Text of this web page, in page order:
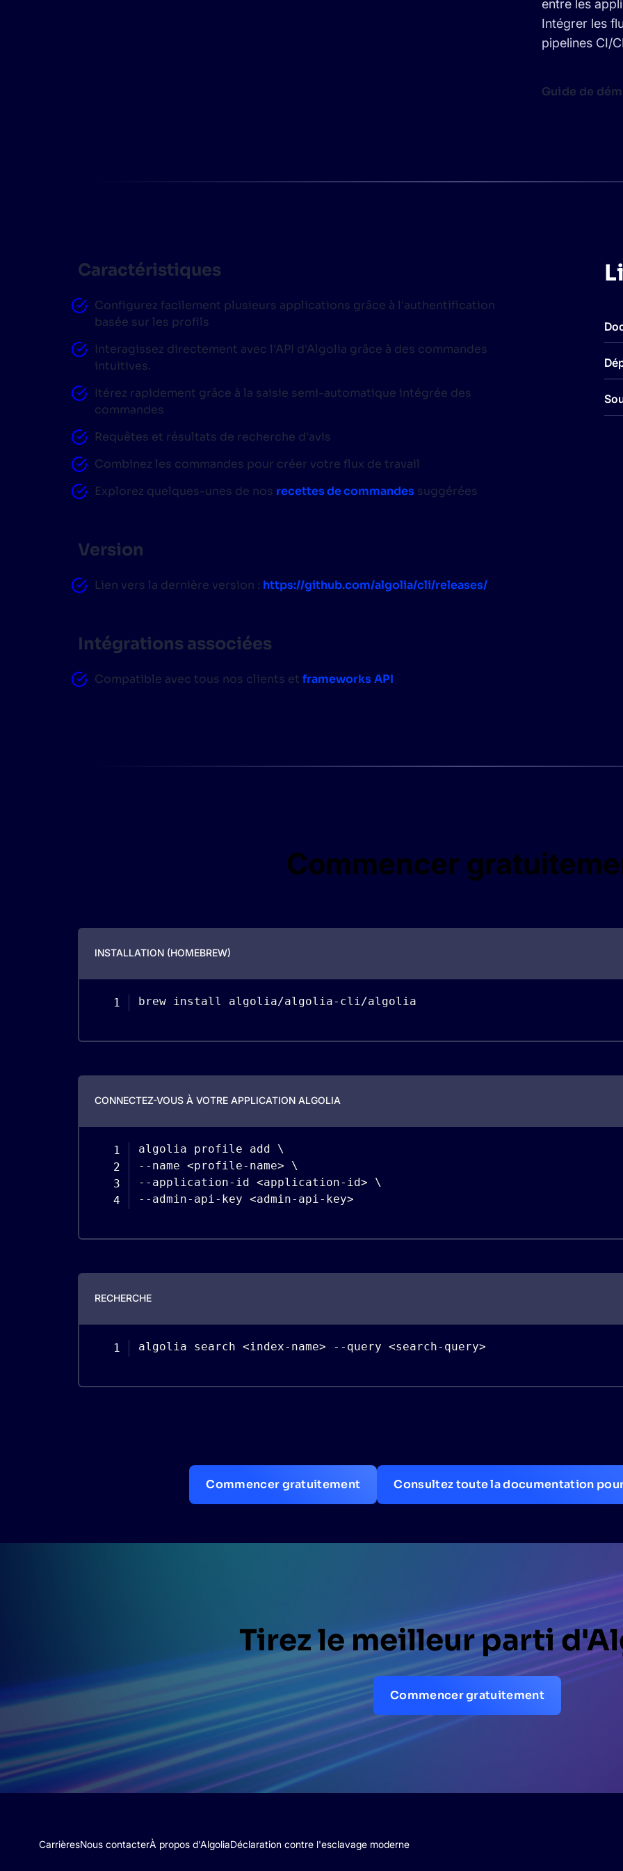
entre les
Intégrer les
pipelines CI/
Guide de
Caractéristiques
Configurez facilement plusieurs applications grâce à l'authentification
basée sur les profils
Interagissez directement avec l'API d'Algolia grâce à des commandes
intuitives.
Itérez rapidement grâce à la saisie semi-automatique intégrée des
commandes
Requêtes et résultats de recherche d'avis
Combinez les commandes pour créer votre flux de travail
Explorez quelques-unes de nos recettes de commandes suggérées
Version
Lien vers la dernière version : https://github.com/algolia/cli/releases/
Intégrations associées
Compatible avec tous nos clients et frameworksAPI
Commencer
INSTALLATION (HOMEBREW)
brew install algolia/algolia- cli/algolia
CONNECTEZ-VOUS À VOTRE APPLICATION ALGOLIA
-- name <profile- name>
-- application- id <application- id>
-- admin- api- key <admin- api- key>
RECHERCHE
algolia search <index- name> -- query <search- query>
Commencer gratuitement Consultez toute la documentation
Tirez le meilleur parti
Commencer gratuitement
CarrièresNous contacterÀ propos d'AlgoliaDéclaration contre l'esclavage moderne